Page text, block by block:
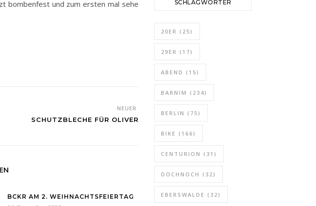
bombenfest und zum ersten mal sehe
NEUER
SCHUTZBLECHE FÜR OLIVER
BCKR AM 2. WEIHNACHTSFEIERTAG
SCHLAGWÖRTER
20ER (25)
29ER (17)
ABEND (15)
BARNIM (234)
BERLIN (75)
BIKE (166)
CENTURION (31)
DOCHNOCH (32)
EBERSWALDE (32)